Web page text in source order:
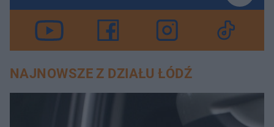
NAJNOWSZE Z DZIAŁU ŁÓDŹ